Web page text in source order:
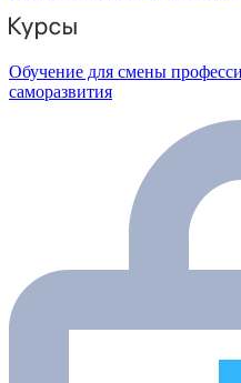
Обучение для смены
саморазвития